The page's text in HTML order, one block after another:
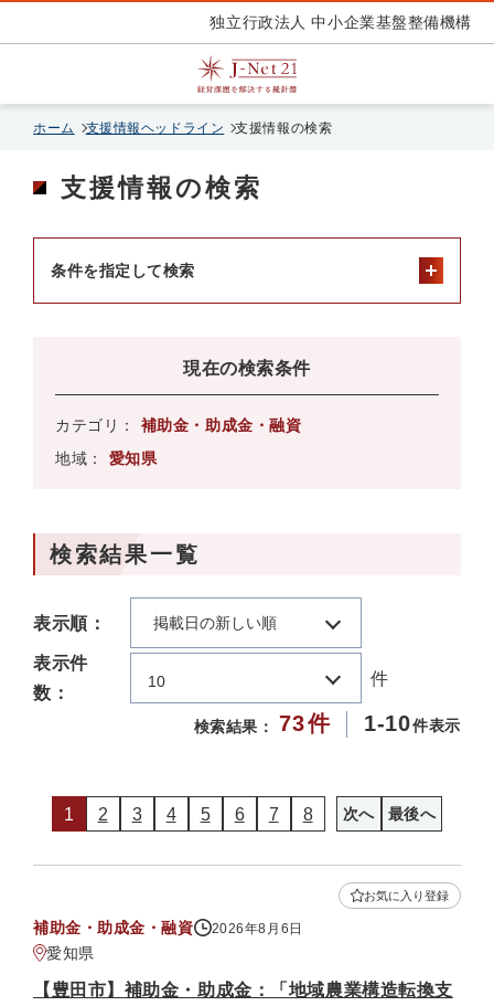
独立行政法人 中小企業基盤整備機構
ホーム 支援情報ヘッドライン 支援情報の検索
支援情報の検索
条件を指定して検索
現在の検索条件
カテゴリ：
補助金・助成金・融資
地域：
愛知県
検索結果一覧
表示順： 掲載日の新しい順
表示件
数：
10 件
検索結果： 73件 1-10件表示
1 2 3 4 5 6 7 8 次へ 最後へ
補助金・助成金・融資 2026年8月6日
愛知県
お気に入り登録
【豊田市】補助金・助成金：「地域農業構造転換支